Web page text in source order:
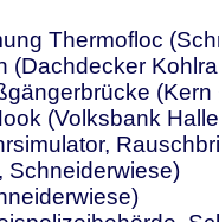
Thermofloc
(Dachdecker
(Kern
(Volksbank
Schneiderwiese)